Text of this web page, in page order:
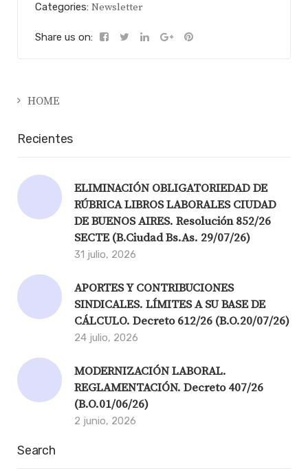
Categories: Newsletter
Share us on:
HOME
Recientes
ELIMINACIÓN OBLIGATORIEDAD DE
RÚBRICA LIBROS LABORALES CIUDAD
DE BUENOS AIRES. Resolución 852/26
SECTE (B.Ciudad Bs.As. 29/07/26)
31 julio, 2026
APORTES Y CONTRIBUCIONES
SINDICALES. LÍMITES A SU BASE DE
CÁLCULO. Decreto 612/26 (B.O.20/07/26)
24 julio, 2026
MODERNIZACIÓN LABORAL.
REGLAMENTACIÓN. Decreto 407/26
(B.O.01/06/26)
2 junio, 2026
Search